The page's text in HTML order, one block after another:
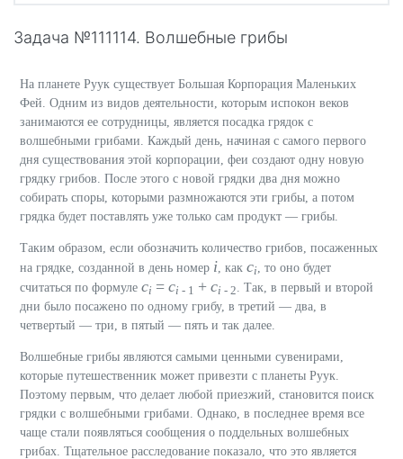
Задача №111114. Волшебные грибы
На планете Руук существует Большая Корпорация Маленьких
Фей. Одним из видов деятельности, которым испокон веков
занимаются ее сотрудницы, является посадка грядок с
волшебными грибами. Каждый день, начиная с самого первого
дня существования этой корпорации, феи создают одну новую
грядку грибов. После этого с новой грядки два дня можно
собирать споры, которыми размножаются эти грибы, а потом
грядка будет поставлять уже только сам продукт — грибы.
Таким образом, если обозначить количество грибов, посаженных
на грядке, созданной в день номер i , как ci , то оно будет
считаться по формуле ci = ci - 1 + ci - 2 . Так, в первый и второй
дни было посажено по одному грибу, в третий — два, в
четвертый — три, в пятый — пять и так далее.
Волшебные грибы являются самыми ценными сувенирами,
которые путешественник может привезти с планеты Руук.
Поэтому первым, что делает любой приезжий, становится поиск
грядки с волшебными грибами. Однако, в последнее время все
чаще стали появляться сообщения о поддельных волшебных
грибах. Тщательное расследование показало, что это является